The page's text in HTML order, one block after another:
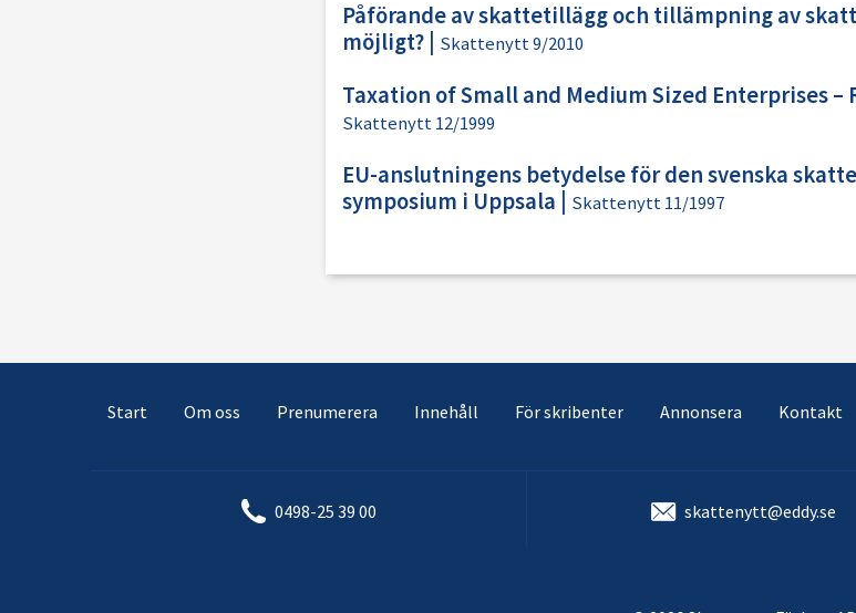
Påförande av skattetillägg och tillämpning av
möjligt?| Skattenytt 9/2010
Taxation of Small and Medium Sized Enterprises
Skattenytt 12/1999
EU-anslutningens betydelse för den svenska
symposium i Uppsala
Skattenytt 11/1997
Start Om oss Prenumerera Innehåll För skribenter Annonsera Kontakt
0498-25 39 00 skattenytt@eddy.se